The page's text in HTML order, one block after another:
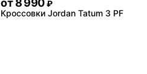
от 8 990 ₽
Кроссовки Jordan Tatum 3 PF